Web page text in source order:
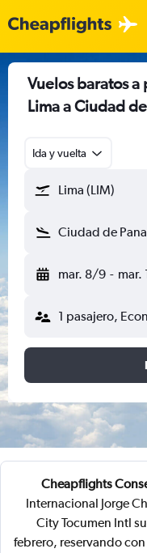
Vuelos baratos
Lima a Ciudad
Ida y vuelta
Lima (LIM)
Ciudad de
mar. 8/9 - mar.
1 pasajero,
Cheapflights
Internacional Jorge
City Tocumen Intl
febrero, reservando